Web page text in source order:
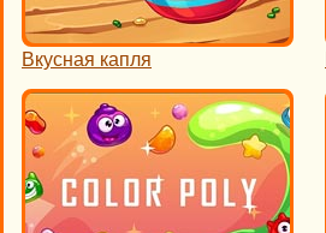
Вкусная капля